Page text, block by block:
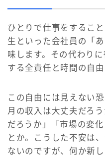
ひとりで仕事をするこ
生といった会社員の「
味します。その代わり
する全責任と時間の自由
この自由には見えない
月の収入は大丈夫だろ
だろうか」「市場の変
とか。こうした不安は
ないのですが、何か新